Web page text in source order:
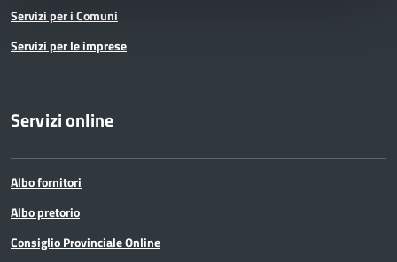
Servizi per i Comuni
Servizi per le imprese
Servizi online
Albo fornitori
Albo pretorio
Consiglio Provinciale Online